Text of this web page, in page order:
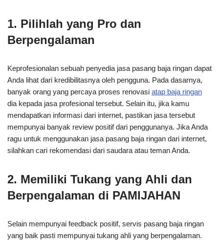
1. Pilihlah yang Pro dan
Berpengalaman
Keprofesionalan sebuah penyedia jasa pasang baja ringan dapat
Anda lihat dari kredibilitasnya oleh pengguna. Pada dasarnya,
banyak orang yang percaya proses renovasi atap baja ringan
dia kepada jasa profesional tersebut. Selain itu, jika kamu
mendapatkan informasi dari internet, pastikan jasa tersebut
mempunyai banyak review positif dari penggunanya. Jika Anda
ragu untuk menggunakan jasa pasang baja ringan dari internet,
silahkan cari rekomendasi dari saudara atau teman Anda.
2. Memiliki Tukang yang Ahli dan
Berpengalaman di PAMIJAHAN
Selain mempunyai feedback positif, servis pasang baja ringan
yang baik pasti mempunyai tukang ahli yang berpengalaman.